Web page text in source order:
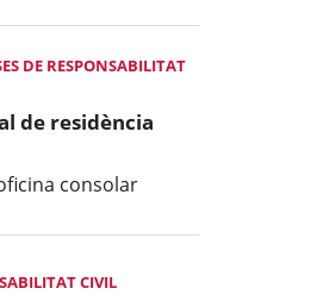
DE RESPONSABILITAT
de residència
consolar
CIVIL